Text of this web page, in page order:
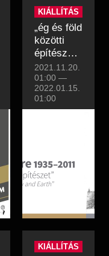
KIÁLLÍTÁS
„ég és föld
közötti
építészet”
-
MAKOVECZ
IMRE
1935-2011
2021.11.20.
01:00 —
2022.01.15.
01:00
KIÁLLÍTÁS